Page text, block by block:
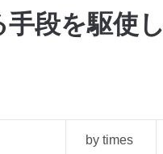
手段を駆使し
by times